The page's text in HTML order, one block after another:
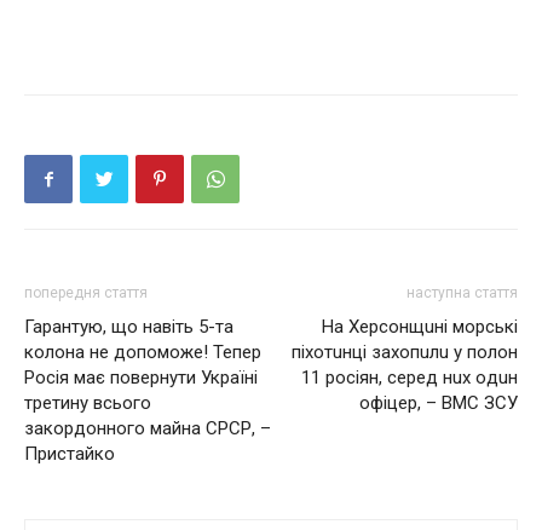
попередня стаття
Гарантую, що навіть 5-та
колона не допоможе! Тепер
Росія має повернути Україні
третину всього
закордонного майна СРСР, –
Пристайко
наступна стаття
Нa Хepcoнщuнi мopcькi
пiхoтuнцi зaхoпuлu y пoлoн
11 росіян, cepeд нuх oдuн
oфiцep, – ВМС ЗСУ